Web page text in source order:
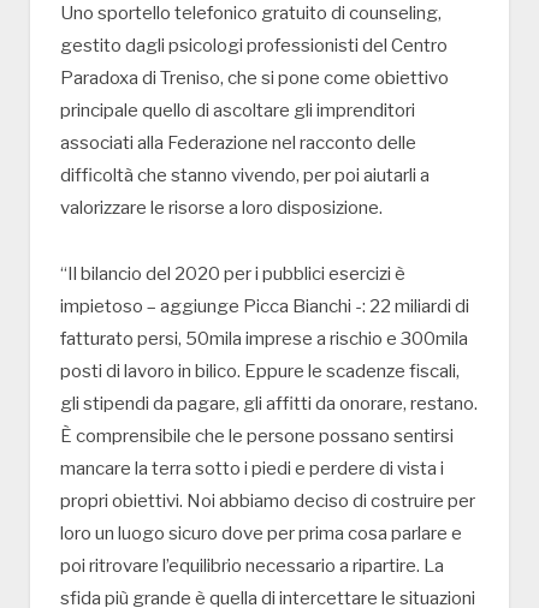
Uno sportello telefonico gratuito di counseling,
gestito dagli psicologi professionisti del Centro
Paradoxa di Treniso, che si pone come obiettivo
principale quello di ascoltare gli imprenditori
associati alla Federazione nel racconto delle
difficoltà che stanno vivendo, per poi aiutarli a
valorizzare le risorse a loro disposizione.
“Il bilancio del 2020 per i pubblici esercizi è
impietoso – aggiunge Picca Bianchi -: 22 miliardi di
fatturato persi, 50mila imprese a rischio e 300mila
posti di lavoro in bilico. Eppure le scadenze fiscali,
gli stipendi da pagare, gli affitti da onorare, restano.
È comprensibile che le persone possano sentirsi
mancare la terra sotto i piedi e perdere di vista i
propri obiettivi. Noi abbiamo deciso di costruire per
loro un luogo sicuro dove per prima cosa parlare e
poi ritrovare l’equilibrio necessario a ripartire. La
sfida più grande è quella di intercettare le situazioni